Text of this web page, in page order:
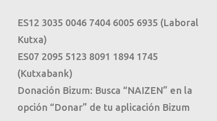
ES12 3035 0046 7404 6005 6935 (Laboral
Kutxa)
ES07 2095 5123 8091 1894 1745
(Kutxabank)
Donación Bizum: Busca “NAIZEN” en la
opción “Donar” de tu aplicación Bizum